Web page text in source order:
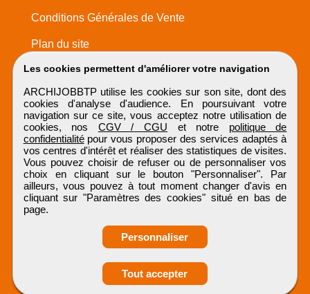
Candidature spontanée
Les cookies permettent d'améliorer votre navigation
ARCHIJOBBTP utilise les cookies sur son site, dont des
cookies d'analyse d'audience. En poursuivant votre
navigation sur ce site, vous acceptez notre utilisation de
cookies, nos CGV / CGU et notre politique de
confidentialitépour vous proposer des services adaptés à
vos centres d'intérêt et réaliser des statistiques de visites.
Vous pouvez choisir de refuser ou de personnaliser vos
choix en cliquant sur le bouton "Personnaliser". Par
ailleurs, vous pouvez à tout moment changer d'avis en
cliquant sur "Paramètres des cookies" situé en bas de
page.
Personnaliser
Tout accepter
Conditions Générales de Vente
Plan du site
ARCHIJOBBTP